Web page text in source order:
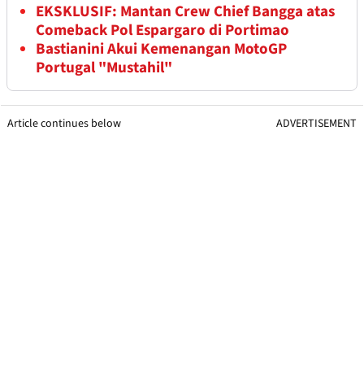
EKSKLUSIF: Mantan Crew Chief Bangga atas
Comeback Pol Espargaro di Portimao
Bastianini Akui Kemenangan MotoGP
Portugal "Mustahil"
Article continues below ADVERTISEMENT